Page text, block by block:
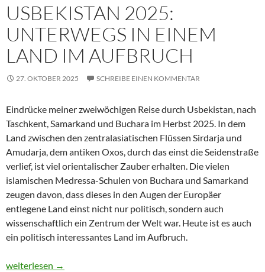
USBEKISTAN 2025:
UNTERWEGS IN EINEM
LAND IM AUFBRUCH
27. OKTOBER 2025 SCHREIBE EINEN KOMMENTAR
Eindrücke meiner zweiwöchigen Reise durch Usbekistan, nach
Taschkent, Samarkand und Buchara im Herbst 2025. In dem
Land zwischen den zentralasiatischen Flüssen Sirdarja und
Amudarja, dem antiken Oxos, durch das einst die Seidenstraße
verlief, ist viel orientalischer Zauber erhalten. Die vielen
islamischen Medressa-Schulen von Buchara und Samarkand
zeugen davon, dass dieses in den Augen der Europäer
entlegene Land einst nicht nur politisch, sondern auch
wissenschaftlich ein Zentrum der Welt war. Heute ist es auch
ein politisch interessantes Land im Aufbruch.
Usbekistan 2025: Unterwegs in einem Land im Aufbruch
weiterlesen →